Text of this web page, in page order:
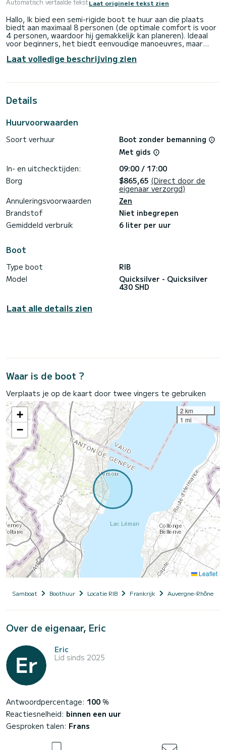
Automatisch vertaalde tekstLaat originele tekst zien
Hallo, Ik bied een semi-rigide boot te huur aan die plaats
biedt aan maximaal 8 personen (de optimale comfort is voor
4 personen, waardoor hij gemakkelijk kan planeren). Ideaal
voor beginners, het biedt eenvoudige manoeuvres, maar
brandstofverbruik is zeer laag (brandstof niet inbegrepen)
en door de geringe diepgang kan hij bijna overal gemakkelijk
uw keuze (binnen een straal van 20 km rond Ornex 01210 -
plaatse leg ik u uit hoe de boot werkt en waar de
weer op de trailer en maken we samen een snelle inventaris
Paddle: €30/dag Ik kijk ernaar uit u te ontmoeten en u te
laten genieten van mooie vaartochten! Met vriendelijke
Laat volledige beschrijving zien
Details
Huurvoorwaarden
Soort verhuur
Boot zonder bemanning
Met gids
In- en uitchecktijden:
09:00 / 17:00
Borg
$865,65 (Direct door de
eigenaar verzorgd)
Annuleringsvoorwaarden
Zen
Brandstof
Niet inbegrepen
Gemiddeld verbruik
6 liter per uur
Boot
Type boot
RIB
Model
Quicksilver - Quicksilver
430 SHD
Laat alle details zien
Waar is de boot ?
Verplaats je op de kaart door twee vingers te gebruiken
+
−
2 km
1 mi
Leaflet
Samboat Boothuur Locatie RIB Frankrijk Auvergne-Rhône-
Over de eigenaar, Eric
Eric
Lid sinds 2025
Antwoordpercentage: 100 %
Reactiesnelheid: binnen een uur
Gesproken talen: Frans